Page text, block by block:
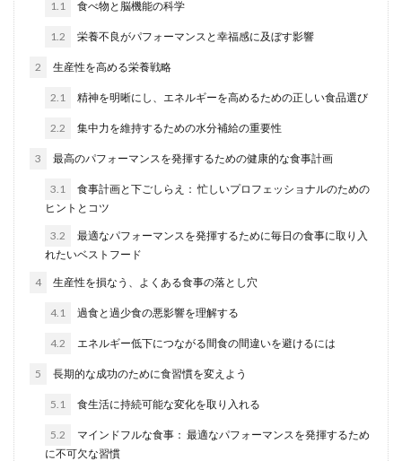
1.1 食べ物と脳機能の科学
1.2 栄養不良がパフォーマンスと幸福感に及ぼす影響
2 生産性を高める栄養戦略
2.1 精神を明晰にし、エネルギーを高めるための正しい食品選び
2.2 集中力を維持するための水分補給の重要性
3 最高のパフォーマンスを発揮するための健康的な食事計画
3.1
食事計画と下ごしらえ： 忙しいプロフェッショナルのための
ヒントとコツ
3.2
最適なパフォーマンスを発揮するために毎日の食事に取り入
れたいベストフード
4 生産性を損なう、よくある食事の落とし穴
4.1 過食と過少食の悪影響を理解する
4.2 エネルギー低下につながる間食の間違いを避けるには
5 長期的な成功のために食習慣を変えよう
5.1 食生活に持続可能な変化を取り入れる
5.2
マインドフルな食事： 最適なパフォーマンスを発揮するため
に不可欠な習慣